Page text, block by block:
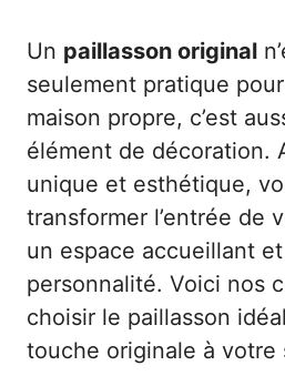
Un paillasson original
seulement pratique
maison propre, c’est
élément de décoration.
unique et esthétique,
transformer l’entrée de
un espace accueillant
personnalité. Voici nos
choisir le paillasson
touche originale à votre